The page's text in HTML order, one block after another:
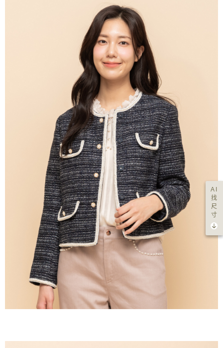
AI
找
尺
寸